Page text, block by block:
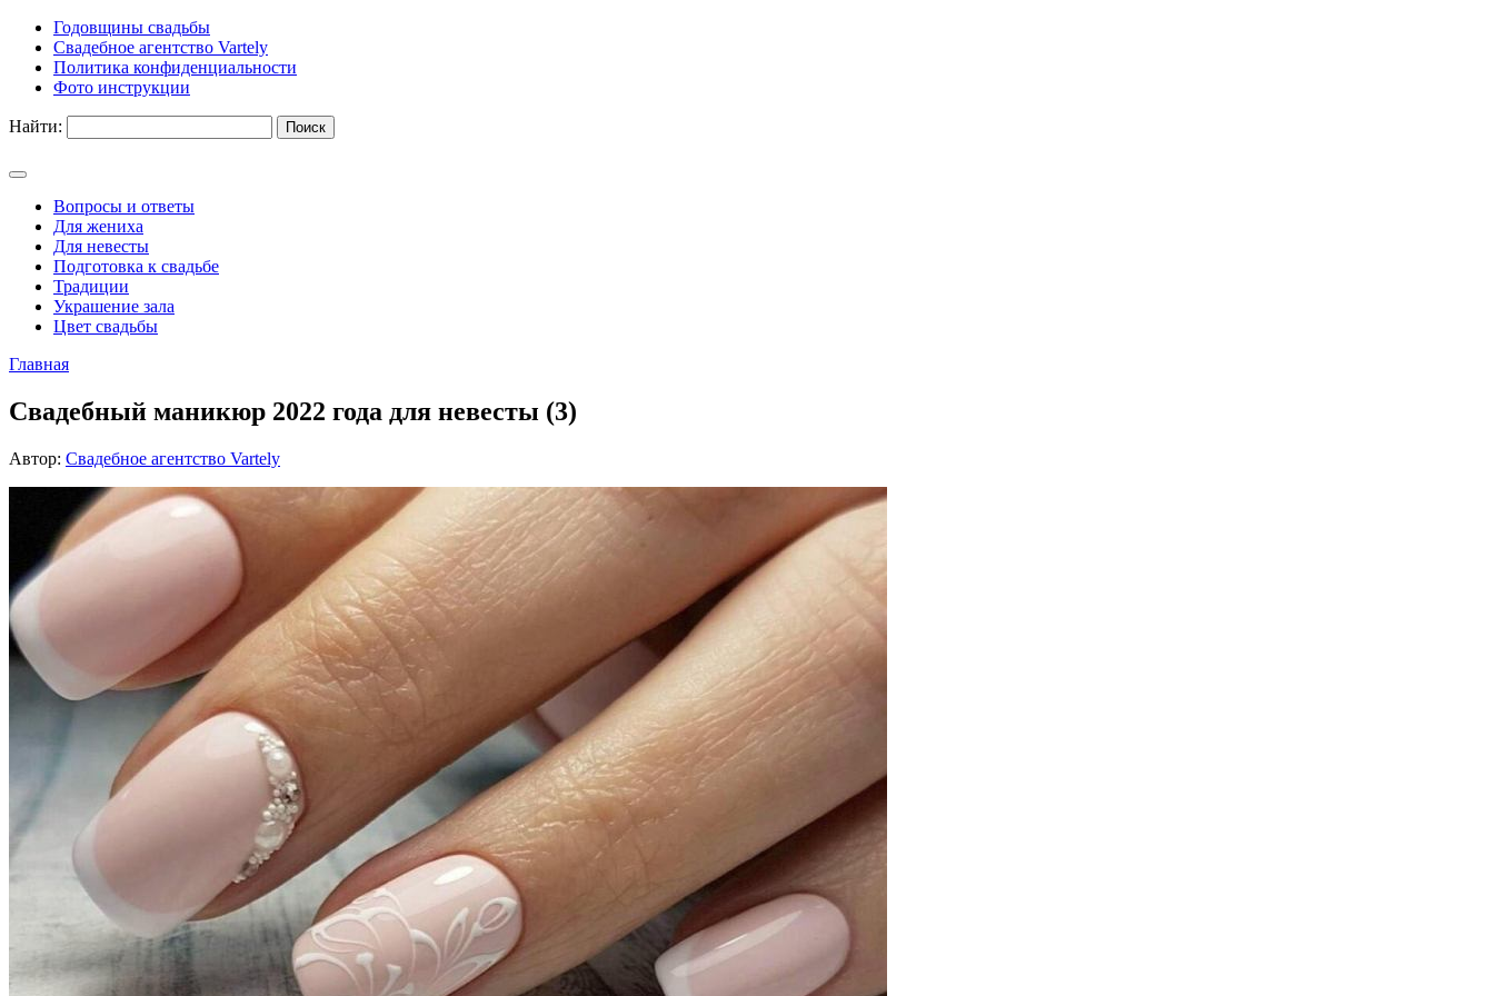
Годовщины свадьбы
Свадебное агентство Vartely
Политика конфиденциальности
Фото инструкции
Найти:
Вопросы и ответы
Для жениха
Для невесты
Подготовка к свадьбе
Традиции
Украшение зала
Цвет свадьбы
Главная
Свадебный маникюр 2022 года для невесты (3)
Автор: Свадебное агентство Vartely